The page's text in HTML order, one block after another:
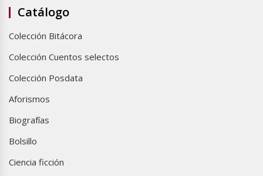
Catálogo
Colección Bitácora
Colección Cuentos selectos
Colección Posdata
Aforismos
Biografías
Bolsillo
Ciencia ficción